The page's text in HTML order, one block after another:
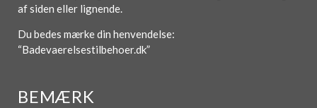
af siden eller lignende.
Du bedes mærke din henvendelse:
“Badevaerelsestilbehoer.dk”
BEMÆRK